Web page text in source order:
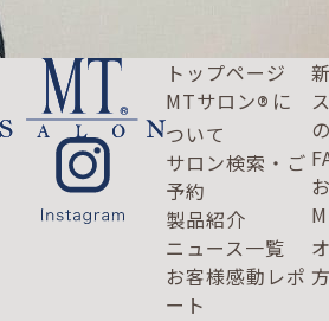
トップページ
MTサロン® に
ついて
サロン検索・ご
予約
製品紹介
ニュース一覧
お客様感動レポ
ート
方